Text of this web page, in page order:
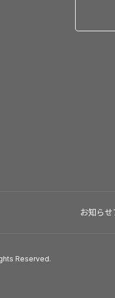
お知らせ
Reserved.